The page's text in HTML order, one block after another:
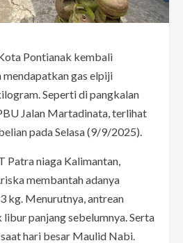
Pontianak kembali
gas elpiji
Seperti di pangkalan
Jalan Martadinata, terlihat
pada Selasa (9/9/2025).
Patra niaga Kalimantan,
membantah adanya
kg. Menurutnya, antrean
panjang sebelumnya. Serta
hari besar Maulid Nabi.